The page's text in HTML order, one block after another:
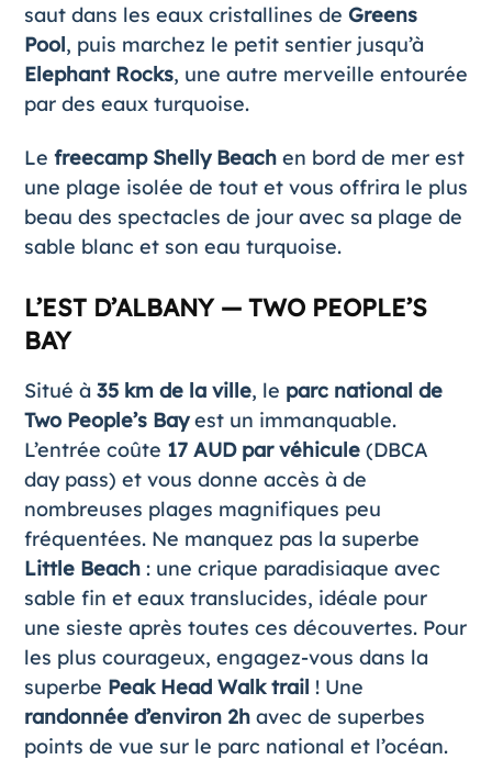
saut dans les eaux cristallines de Greens
Pool, puis marchez le petit sentier jusqu’à
Elephant Rocks, une autre merveille entourée
par des eaux turquoise.
Le freecamp Shelly Beachen bord de mer est
une plage isolée de tout et vous offrira le plus
beau des spectacles de jour avec sa plage de
sable blanc et son eau turquoise.
L’EST D’ALBANY — TWO PEOPLE’S
BAY
Situé à 35 km de la ville, le parc national de
Two People’s Bayest un immanquable.
L’entrée coûte 17 AUD par véhicule(DBCA
day pass) et vous donne accès à de
nombreuses plages magnifiques peu
fréquentées. Ne manquez pas la superbe
Little Beach: une crique paradisiaque avec
sable fin et eaux translucides, idéale pour
une sieste après toutes ces découvertes. Pour
les plus courageux, engagez-vous dans la
superbe Peak Head Walk trail ! Une
randonnée d’environ 2havec de superbes
points de vue sur le parc national et l’océan.